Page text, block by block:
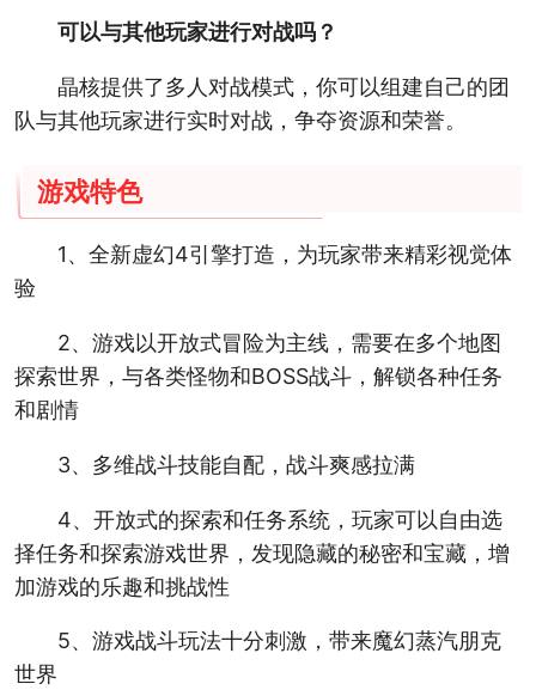
可以与其他玩家进行对战吗？
晶核提供了多人对战模式，你可以组建自己的团
队与其他玩家进行实时对战，争夺资源和荣誉。
游戏特色
1、全新虚幻4引擎打造，为玩家带来精彩视觉体
验
2、游戏以开放式冒险为主线，需要在多个地图
探索世界，与各类怪物和BOSS战斗，解锁各种任务
和剧情
3、多维战斗技能自配，战斗爽感拉满
4、开放式的探索和任务系统，玩家可以自由选
择任务和探索游戏世界，发现隐藏的秘密和宝藏，增
加游戏的乐趣和挑战性
5、游戏战斗玩法十分刺激，带来魔幻蒸汽朋克
世界